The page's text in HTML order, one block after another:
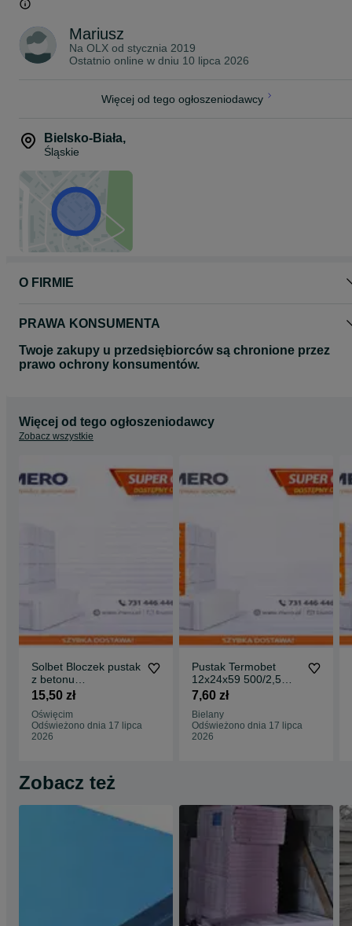
Mariusz
Na OLX od stycznia 2019
Ostatnio online w dniu 10 lipca 2026
Więcej od tego ogłoszeniodawcy
Bielsko-Biała,
Śląskie
O FIRMIE
PRAWA KONSUMENTA
Twoje zakupy u przedsiębiorców są chronione przez
prawo ochrony konsumentów.
Więcej od tego ogłoszeniodawcy
Zobacz wszystkie
Solbet Bloczek pustak
z betonu
komórkowego
24x24x59 UZ
15,50 zł
Oświęcim
Odświeżono dnia 17 lipca
2026
Pustak Termobet
12x24x59 500/2,5
Mpa
7,60 zł
Bielany
Odświeżono dnia 17 lipca
2026
Zobacz też